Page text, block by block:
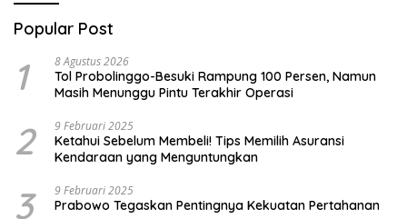
Popular Post
1 8 Agustus 2026
Tol Probolinggo-Besuki Rampung 100 Persen, Namun
Masih Menunggu Pintu Terakhir Operasi
2 9 Februari 2025
Ketahui Sebelum Membeli! Tips Memilih Asuransi
Kendaraan yang Menguntungkan
3 9 Februari 2025
Prabowo Tegaskan Pentingnya Kekuatan Pertahanan